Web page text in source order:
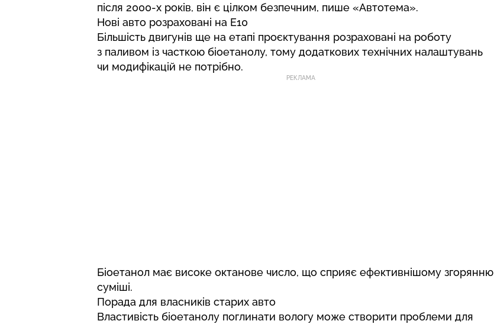
після 2000-х років, він є цілком безпечним, пише «Автотема».
Нові авто розраховані на Е10
Більшість двигунів ще на етапі проєктування розраховані на роботу
з паливом із часткою біоетанолу, тому додаткових технічних налаштувань
чи модифікацій не потрібно.
РЕКЛАМА
Біоетанол має високе октанове число, що сприяє ефективнішому згорянню
суміші.
Порада для власників старих авто
Властивість біоетанолу поглинати вологу може створити проблеми для